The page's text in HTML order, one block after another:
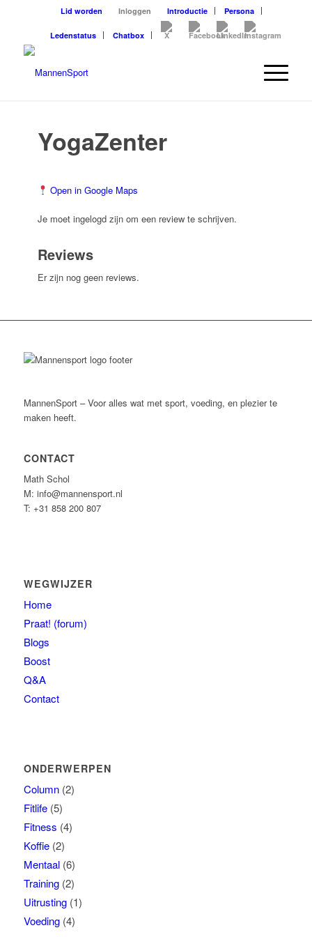
Lid worden Inloggen Introductie Persona
Ledenstatus Chatbox
YogaZenter
Open in Google Maps
Je moet ingelogd zijn om een review te schrijven.
Reviews
Er zijn nog geen reviews.
MannenSport – Voor alles wat met sport, voeding, en plezier te
maken heeft.
CONTACT
Math Schol
M: info@mannensport.nl
T: +31 858 200 807
WEGWIJZER
Home
Praat! (forum)
Blogs
Boost
Q&A
Contact
ONDERWERPEN
Column(2)
Fitlife(5)
Fitness (4)
Koffie(2)
Mentaal(6)
Training(2)
Uitrusting(1)
Voeding(4)